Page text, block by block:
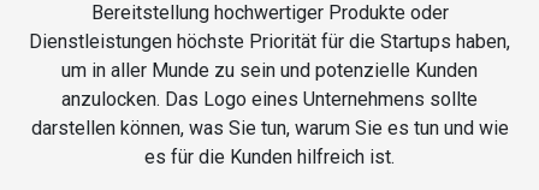
Bereitstellung hochwertiger Produkte oder
Dienstleistungen höchste Priorität für die Startups haben,
um in aller Munde zu sein und potenzielle Kunden
anzulocken. Das Logo eines Unternehmens sollte
darstellen können, was Sie tun, warum Sie es tun und wie
es für die Kunden hilfreich ist.